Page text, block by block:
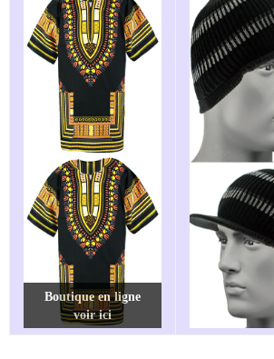
Boutique en ligne
voir ici
Boutique en ligne
voir ici
Boutique en ligne
voir ici